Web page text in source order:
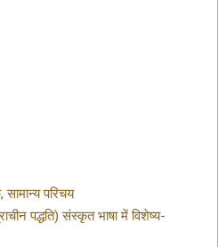
परिचय
पद्धति) संस्कृत भाषा में विशेष्य-